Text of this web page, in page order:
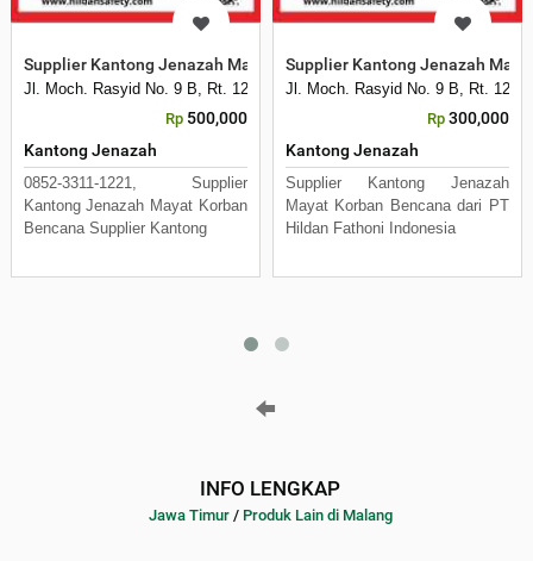
Supplier Kantong Jenazah Mayat Korban Bencana
Jl. Moch. Rasyid No. 9 B, Rt. 12 Rw. 3, Kelurahan Mulyorejo
Rp 500,000
Kantong Jenazah
0852-3311-1221, Supplier
Kantong Jenazah Mayat Korban
Bencana Supplier Kantong
Supplier Kantong Jenazah
Jl. Moch. Rasyid No. 9 B, Rt. 12
Rp 300,000
Kantong Jenazah
Supplier Kantong Jenazah
Mayat Korban Bencana dari PT
Hildan Fathoni Indonesia
INFO LENGKAP
Jawa Timur/ Produk Lain di Malang